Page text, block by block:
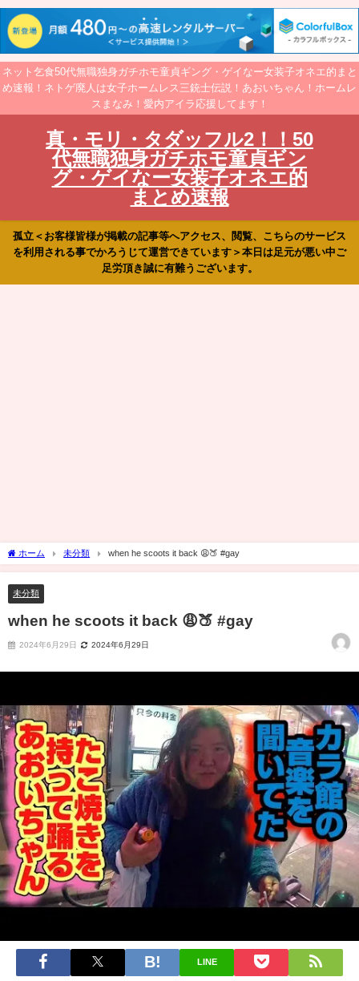
ネット乞食50代無職独身ガチホモ童貞ギング・ゲイなー女装子オネエ的まと
め速報！ネトゲ廃人は女子ホームレス三銃士伝説！あおいちゃん！ホームレ
スまなみ！愛内アイラ応援してます！
真・モリ・タダッフル2！！50
代無職独身ガチホモ童貞ギン
グ・ゲイなー女装子オネエ的
まとめ速報
孤立＜お客様皆様が掲載の記事等へアクセス、閲覧、こちらのサービス
を利用される事でかろうじて運営できています＞本日は足元が悪い中ご
足労頂き誠に有難うございます。
ホーム 未分類 when he scoots it back 😩🍑 #gay
未分類
when he scoots it back 😩🍑 #gay
2024年6月29日 2024年6月29日
LINE